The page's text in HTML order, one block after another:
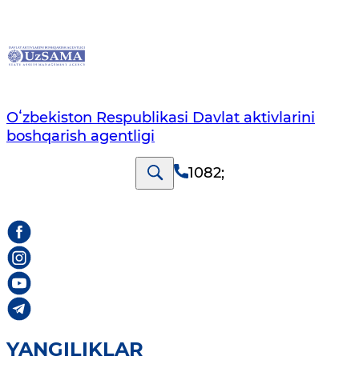
Oʻzbekiston Respublikasi Davlat aktivlarini
boshqarish agentligi
1082;
YANGILIKLAR